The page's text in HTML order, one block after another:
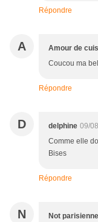
Répondre
A Amour de
Coucou ma
Répondre
D delphine 09/
Comme elle
Bises
Répondre
N Not parisienne